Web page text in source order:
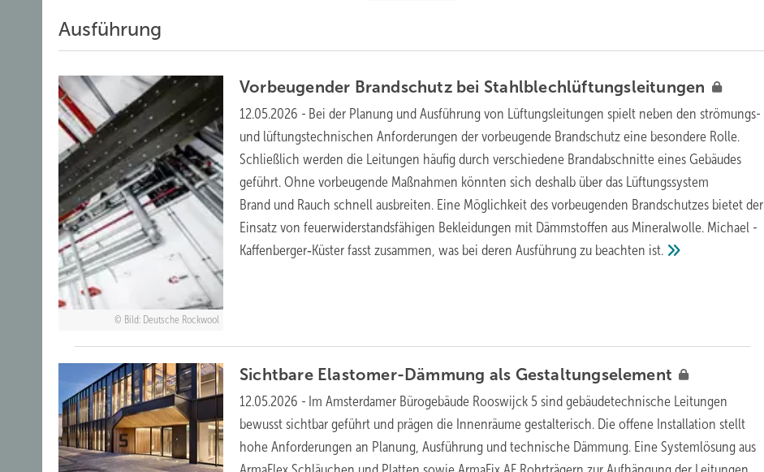
Ausführung
Bild: Deutsche Rockwool
Vorbeugender Brandschutz bei Stahlblechlüftungsleitungen
12.05.2026 - Bei der Planung und Ausführung von Lüftungsleitungen spielt neben den strömungs-
und lüftungstechnischen Anforderungen der vorbeugende Brandschutz eine besondere Rolle.
Schließlich werden die Leitungen häufig durch verschiedene Brandabschnitte eines Gebäudes
geführt. Ohne vorbeugende Maßnahmen könnten sich deshalb über das Lüftungssystem
Brand und Rauch schnell ausbreiten. Eine Möglichkeit des vorbeugenden Brandschutzes bietet der
Einsatz von feuerwiderstandsfähigen Bekleidungen mit Dämmstoffen aus Mineralwolle. ­Michael ­
Kaffenberger‑Küster fasst zusammen, was bei deren Ausführung zu beachten ist.
Sichtbare Elastomer-Dämmung als Gestaltungselement
12.05.2026 - Im Amsterdamer Bürogebäude Rooswijck 5 sind gebäudetechnische Leitungen
bewusst sichtbar geführt und prägen die Innenräume gestalterisch. Die offene Installation stellt
hohe Anforderungen an Planung, Ausführung und technische Dämmung. Eine Systemlösung aus